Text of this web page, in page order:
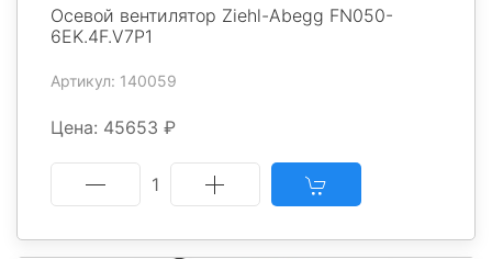
Осевой вентилятор Ziehl-Abegg FN050-
6EK.4F.V7P1
Артикул: 140059
Цена: 45653 ₽
1